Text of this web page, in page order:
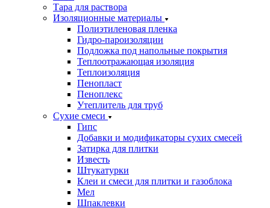
Тара для раствора
Изоляционные материалы
Полиэтиленовая пленка
Гидро-пароизоляции
Подложка под напольные покрытия
Теплоотражающая изоляция
Теплоизоляция
Пенопласт
Пеноплекс
Утеплитель для труб
Сухие смеси
Гипс
Добавки и модификаторы сухих смесей
Затирка для плитки
Известь
Штукатурки
Клеи и смеси для плитки и газоблока
Мел
Шпаклевки